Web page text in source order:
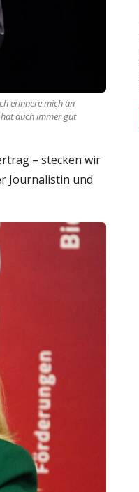
erinnere mich an
auch immer gut
– stecken wir
Journalistin und